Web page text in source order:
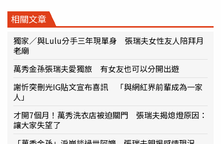
相關文章
獨家／與Lulu分手三年現單身 張瑞夫女性友人陪拜月
老廟
萬秀金孫張瑞夫愛獨旅 有女友也可以分開出遊
謝忻突刪光IG貼文宣布喜訊 「與網紅界前輩成為一家
人」
才開7個月！萬秀洗衣店被迫關門 張瑞夫揭熄燈原因：
讓大家失望了